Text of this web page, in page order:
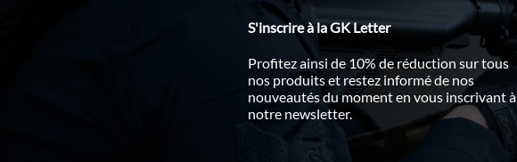
S'inscrire à la GK Letter
Profitez ainsi de 10% de réduction sur tous
nos produits et restez informé de nos
nouveautés du moment en vous inscrivant à
notre newsletter.